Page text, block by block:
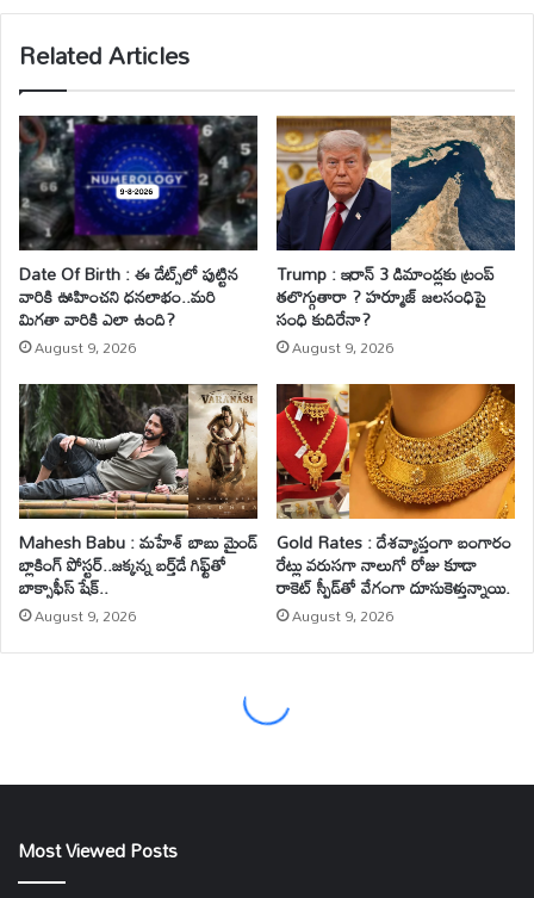
Most Viewed Posts